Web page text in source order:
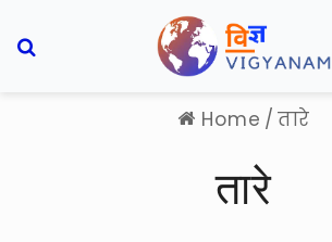
Home / तारे
तारे